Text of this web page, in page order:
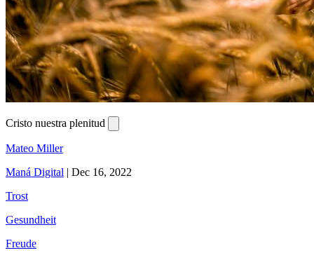
Cristo nuestra plenitud
Mateo Miller
Maná Digital | Dec 16, 2022
Trost
Gesundheit
Freude